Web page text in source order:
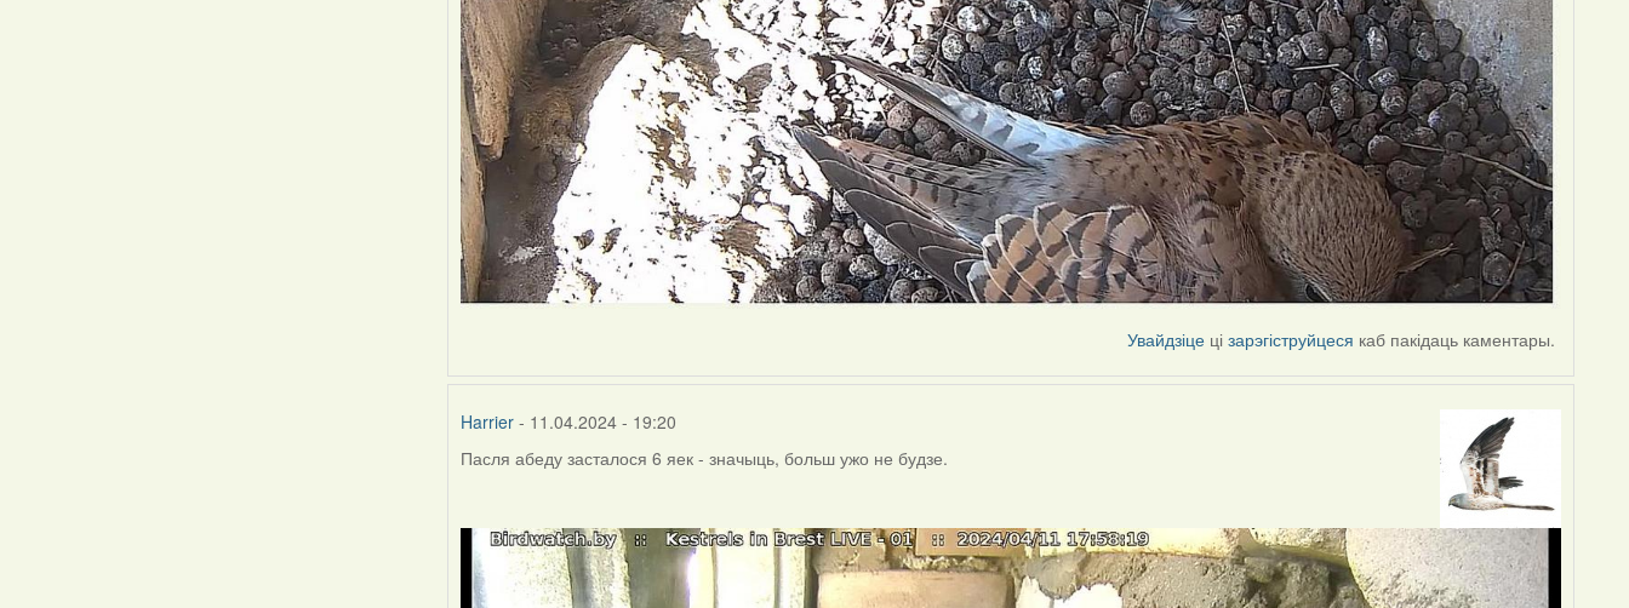
Увайдзіце цізарэгіструйцеся каб пакідаць каментары.
Harrier - 11.04.2024 - 19:20
Пасля абеду засталося 6 яек - значыць, больш ужо не будзе.